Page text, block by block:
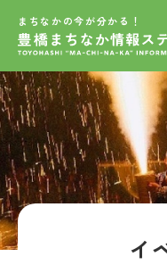
まちなかの今が分かる！
イ